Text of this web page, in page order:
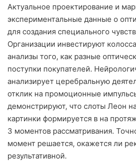
Актуальное проектирование и
экспериментальные данные о
для создания специального
Организации инвестируют
анализы того, как разные
поступки покупателей.
анализирует церебральную
отклик на промоционные
демонстрируют, что слоты Леон
картинки формируется в на
3 моментов рассматривания.
момент решается, окажется ли
результативной.